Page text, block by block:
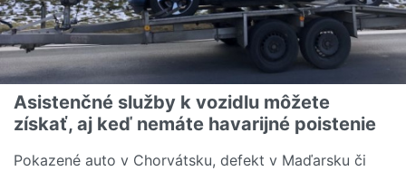
Asistenčné služby k vozidlu môžete
získať, aj keď nemáte havarijné poistenie
Pokazené auto v Chorvátsku, defekt v Maďarsku či